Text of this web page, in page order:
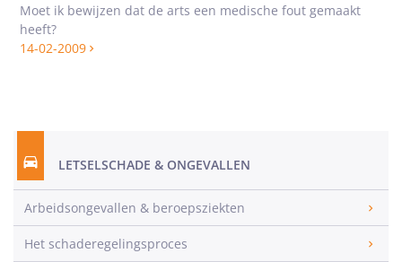
Moet ik bewijzen dat de arts een medische fout gemaakt
heeft?
14-02-2009
LETSELSCHADE & ONGEVALLEN
Arbeidsongevallen & beroepsziekten
Het schaderegelingsproces